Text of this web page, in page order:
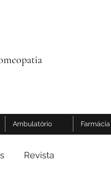
Ambulatório Farmácia
Revista